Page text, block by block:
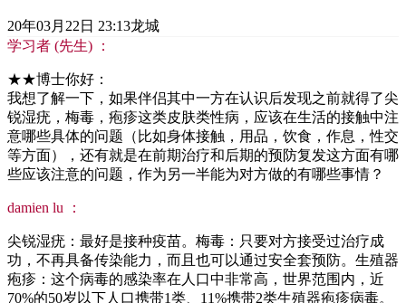
20年03月22日 23:13龙城
学习者 (先生) ：
★★博士你好：
我想了解一下，如果伴侣其中一方在认识后发现之前就得了尖
锐湿疣，梅毒，疱疹这类皮肤类性病，应该在生活的接触中注
意哪些具体的问题（比如身体接触，用品，饮食，作息，性交
等方面），还有就是在前期治疗和后期的预防复发这方面有哪
些应该注意的问题，作为另一半能为对方做的有哪些事情？
damien lu ：
尖锐湿疣：最好是接种疫苗。梅毒：只要对方接受过治疗成
功，不再具备传染能力，而且也可以通过安全套预防。生殖器
疱疹：这个病毒的感染率在人口中非常高，世界范围内，近
70%的50岁以下人口携带1类、11%携带2类生殖器疱疹病毒。